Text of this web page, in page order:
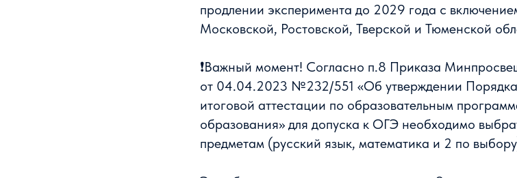
продлении эксперимента до 2029 года с
Московской, Ростовской, Тверской и Тюменской
❗Важный момент! Согласно п.8 Приказа
от 04.04.2023 №232/551 «Об утверждении Порядка
итоговой аттестации по образовательным
образования» для допуска к ОГЭ необходимо
предметам (русский язык, математика и 2 по